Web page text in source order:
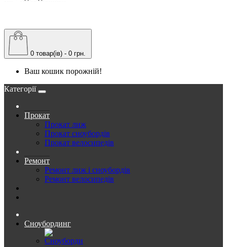
0 товар(ів) - 0 грн.
Ваш кошик порожній!
Категорії
Прокат
Прокат лиж
Прокат сноубордів
Прокат велосипедів
Ремонт
Ремонт лиж і сноубордів
Ремонт велосипедів
Сноубординг